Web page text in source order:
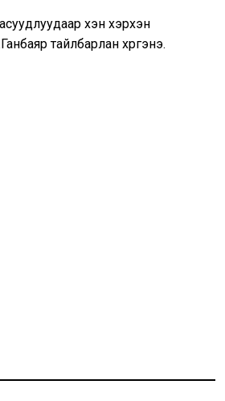
хэн хэрхэн
тайлбарлан хүргэнэ.